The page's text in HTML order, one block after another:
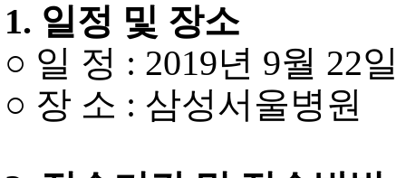
1. 일정 및 장소
○ 일 정 : 2019년 9월 22일
○ 장 소 : 삼성서울병원